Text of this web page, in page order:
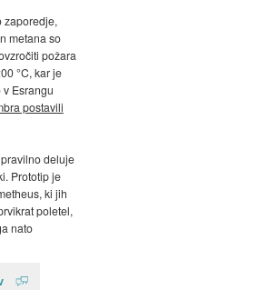
zaporedje,
metana so
požara
°C, kar je
Esrangu
postavili
deluje
Prototip je
ki jih
poletel,
nato